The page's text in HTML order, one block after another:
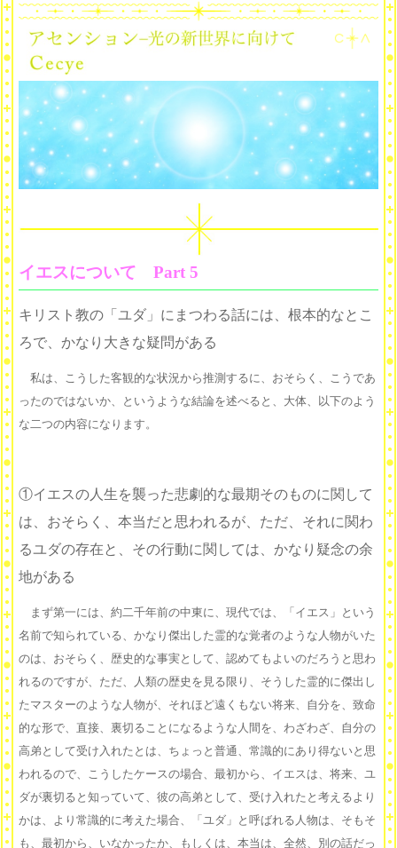
イエスについて Part 5
キリスト教の「ユダ」にまつわる話には、根本的なとこ
ろで、かなり大きな疑問がある
私は、こうした客観的な状況から推測するに、おそらく、こうであ
ったのではないか、というような結論を述べると、大体、以下のよう
な二つの内容になります。
①イエスの人生を襲った悲劇的な最期そのものに関して
は、おそらく、本当だと思われるが、ただ、それに関わ
るユダの存在と、その行動に関しては、かなり疑念の余
地がある
まず第一には、約二千年前の中東に、現代では、「イエス」という
名前で知られている、かなり傑出した霊的な覚者のような人物がいた
のは、おそらく、歴史的な事実として、認めてもよいのだろうと思わ
れるのですが、ただ、人類の歴史を見る限り、そうした霊的に傑出し
たマスターのような人物が、それほど遠くもない将来、自分を、致命
的な形で、直接、裏切ることになるような人間を、わざわざ、自分の
高弟として受け入れたとは、ちょっと普通、常識的にあり得ないと思
われるので、こうしたケースの場合、最初から、イエスは、将来、ユ
ダが裏切ると知っていて、彼の高弟として、受け入れたと考えるより
かは、より常識的に考えた場合、「ユダ」と呼ばれる人物は、そもそ
も、最初から、いなかったか、もしくは、本当は、全然、別の話だっ